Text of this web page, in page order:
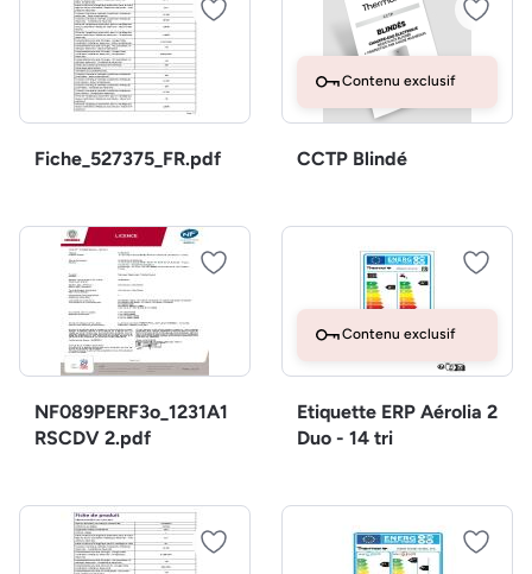
Fiche_527375_FR.pdf
Contenu exclusif
CCTP Blindé
NF089PERF3o_1231A1
RSCDV 2.pdf
Contenu exclusif
Etiquette ERP Aérolia 2
Duo - 14 tri